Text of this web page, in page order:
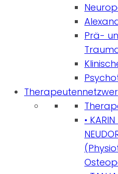
Prä-
•